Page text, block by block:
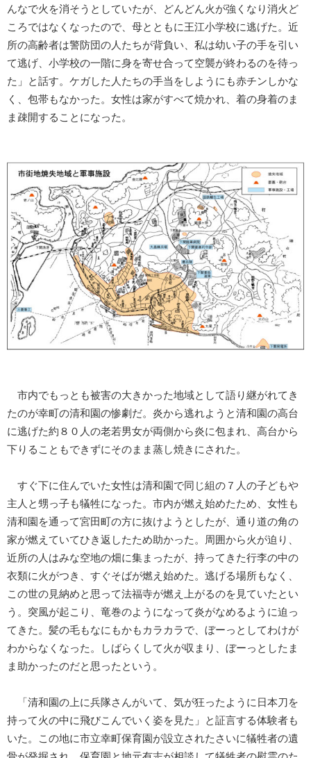
んなで火を消そうとしていたが、どんどん火が強くなり消火ど
ころではなくなったので、母とともに王江小学校に逃げた。近
所の高齢者は警防団の人たちが背負い、私は幼い子の手を引い
て逃げ、小学校の一階に身を寄せ合って空襲が終わるのを待っ
た」と話す。ケガした人たちの手当をしようにも赤チンしかな
く、包帯もなかった。女性は家がすべて焼かれ、着の身着のま
ま疎開することになった。
市内でもっとも被害の大きかった地域として語り継がれてき
たのが幸町の清和園の惨劇だ。炎から逃れようと清和園の高台
に逃げた約８０人の老若男女が両側から炎に包まれ、高台から
下りることもできずにそのまま蒸し焼きにされた。
すぐ下に住んでいた女性は清和園で同じ組の７人の子どもや
主人と甥っ子も犠牲になった。市内が燃え始めたため、女性も
清和園を通って宮田町の方に抜けようとしたが、通り道の角の
家が燃えていてひき返したため助かった。周囲から火が迫り、
近所の人はみな空地の畑に集まったが、持ってきた行李の中の
衣類に火がつき、すぐそばが燃え始めた。逃げる場所もなく、
この世の見納めと思って法福寺が燃え上がるのを見ていたとい
う。突風が起こり、竜巻のようになって炎がなめるように迫っ
てきた。髪の毛もなにもかもカラカラで、ぼーっとしてわけが
わからなくなった。しばらくして火が収まり、ぼーっとしたま
ま助かったのだと思ったという。
「清和園の上に兵隊さんがいて、気が狂ったように日本刀を
持って火の中に飛びこんでいく姿を見た」と証言する体験者も
いた。この地に市立幸町保育園が設立されたさいに犠牲者の遺